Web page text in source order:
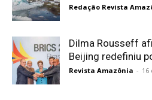
Redação Revista
Dilma Rousseff
Beijing redefiniu
Revista Amazônia - 16